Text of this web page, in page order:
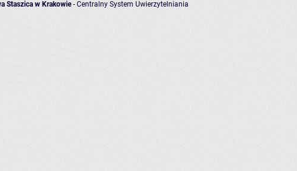
Staszica w Krakowie- Centralny System Uwierzytelniania